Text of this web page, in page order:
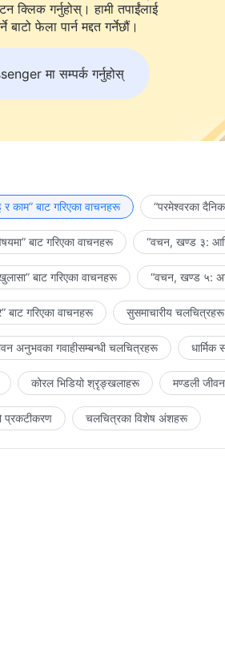
गर्नुहोस्। हामी तपाईंलाई
फेला पार्न मद्दत गर्नेछौं।
मा सम्पर्क गर्नुहोस्
काम” बाट गरिएका वाचनहरू “परमेश्‍वरका
बाट गरिएका वाचनहरू “वचन, खण्ड ३:
बाट गरिएका वाचनहरू “वचन, खण्ड ५:
बाट गरिएका वाचनहरू सुसमाचारीय चलचित्रहरू
अनुभवका गवाहीसम्‍बन्धी चलचित्रहरू
कोरल भिडियो श्रृङ्खलाहरू मण्डली
प्रकटीकरण चलचित्रका विशेष अंशहरू